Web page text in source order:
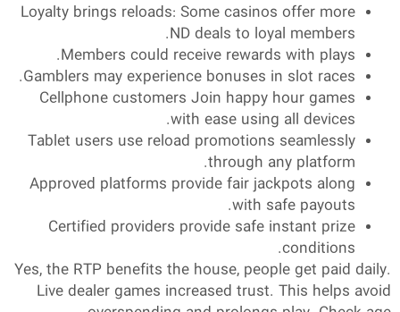
Loyalty brings reloads: Some casinos offer more
ND deals to loyal members.
Members could receive rewards with plays.
Gamblers may experience bonuses in slot races.
Cellphone customers Join happy hour games
with ease using all devices.
Tablet users use reload promotions seamlessly
through any platform.
Approved platforms provide fair jackpots along
with safe payouts.
Certified providers provide safe instant prize
conditions.
Yes, the RTP benefits the house, people get paid daily.
Live dealer games increased trust. This helps avoid